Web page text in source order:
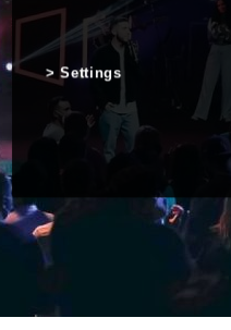
Settings